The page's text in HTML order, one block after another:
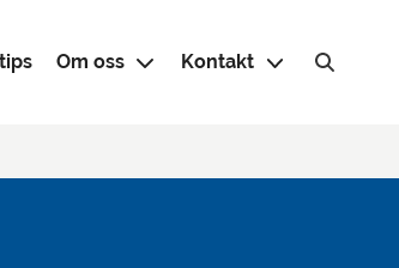
Om oss Kontakt
Sök efter: